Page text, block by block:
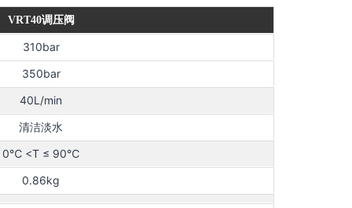
VRT40调压阀
310bar
350bar
40L/min
清洁淡水
0℃ <T ≤ 90℃
0.86kg